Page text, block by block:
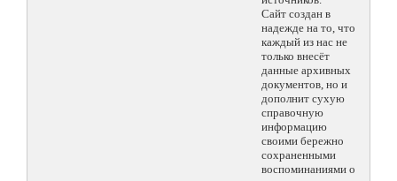
Сайт создан в
надежде на то, что
каждый из нас не
только внесёт
данные архивных
документов, но и
дополнит сухую
справочную
информацию
своими бережно
сохраненными
воспоминаниями о